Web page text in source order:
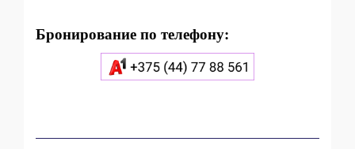
Бронирование по телефону: